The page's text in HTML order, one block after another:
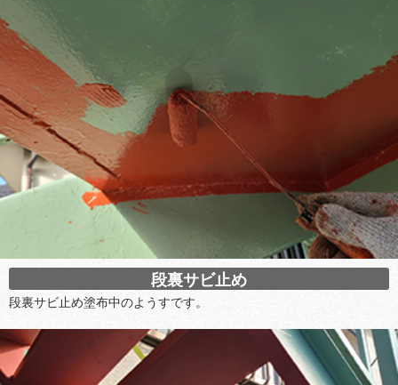
段裏サビ止め
段裏サビ止め塗布中のようすです。